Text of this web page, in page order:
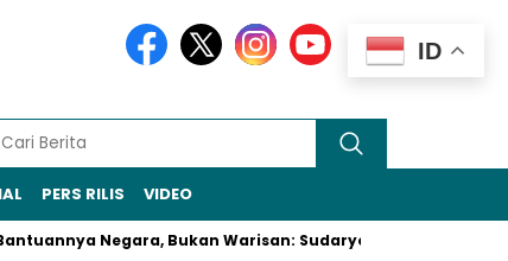
PERS RILIS VIDEO
Negara, Bukan Warisan: Sudaryono Larang Jual-Beli
ID